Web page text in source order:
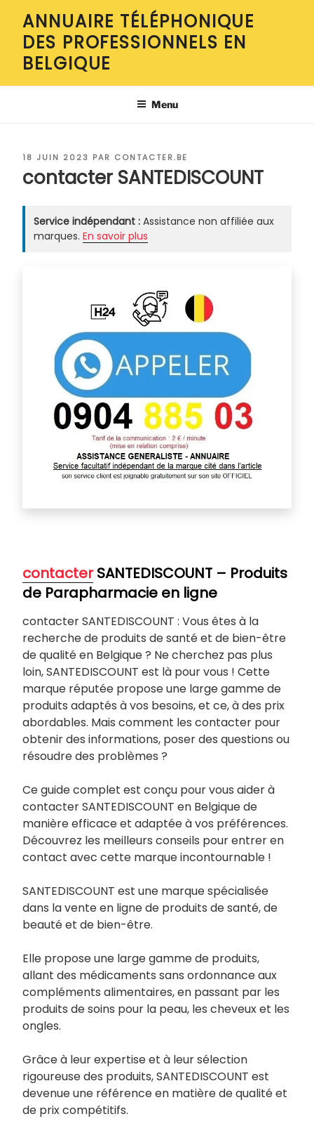
contenu
principal
ANNUAIRE TÉLÉPHONIQUE
DES PROFESSIONNELS EN
BELGIQUE
Menu
PUBLIÉ
18 JUIN 2023 PAR CONTACTER.BE
contacter SANTEDISCOUNT
Service indépendant : Assistance non affiliée aux
marques. En savoir plus
contacterSANTEDISCOUNT – Produits
de Parapharmacie en ligne
contacter SANTEDISCOUNT : Vous êtes à la
recherche de produits de santé et de bien-être
de qualité en Belgique ? Ne cherchez pas plus
loin, SANTEDISCOUNT est là pour vous ! Cette
marque réputée propose une large gamme de
produits adaptés à vos besoins, et ce, à des prix
abordables. Mais comment les contacter pour
obtenir des informations, poser des questions ou
résoudre des problèmes ?
Ce guide complet est conçu pour vous aider à
contacter SANTEDISCOUNT en Belgique de
manière efficace et adaptée à vos préférences.
Découvrez les meilleurs conseils pour entrer en
contact avec cette marque incontournable !
SANTEDISCOUNT est une marque spécialisée
dans la vente en ligne de produits de santé, de
beauté et de bien-être.
Elle propose une large gamme de produits,
allant des médicaments sans ordonnance aux
compléments alimentaires, en passant par les
produits de soins pour la peau, les cheveux et les
ongles.
Grâce à leur expertise et à leur sélection
rigoureuse des produits, SANTEDISCOUNT est
devenue une référence en matière de qualité et
de prix compétitifs.